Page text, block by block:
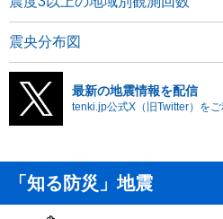
震央分布図
最新の地震情報を配信
tenki.jp公式X（旧Twitter）をご
「知る防災」地震